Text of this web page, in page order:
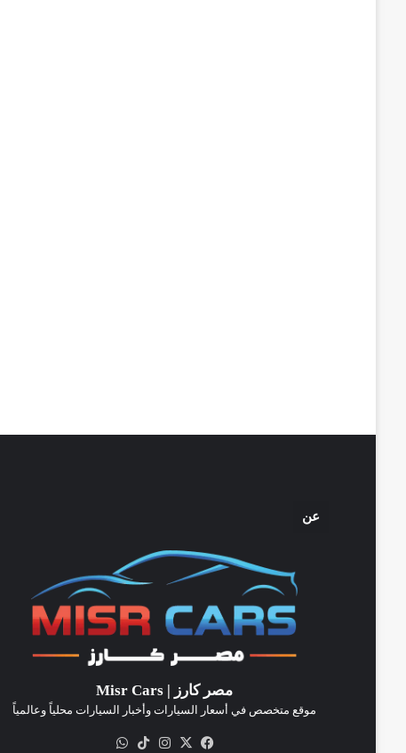
عن
مصر كارز | Misr Cars
موقع متخصص في أسعار السيارات وأخبار السيارات محلياً وعالمياً
فيسبوك
‫X انستقرام‫TikTok